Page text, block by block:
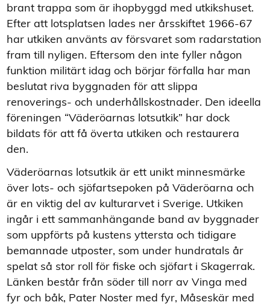
brant trappa som är ihopbyggd med utkikshuset.
Efter att lotsplatsen lades ner årsskiftet 1966-67
har utkiken använts av försvaret som radarstation
fram till nyligen. Eftersom den inte fyller någon
funktion militärt idag och börjar förfalla har man
beslutat riva byggnaden för att slippa
renoverings- och underhållskostnader. Den ideella
föreningen “Väderöarnas lotsutkik” har dock
bildats för att få överta utkiken och restaurera
den.
Väderöarnas lotsutkik är ett unikt minnesmärke
över lots- och sjöfartsepoken på Väderöarna och
är en viktig del av kulturarvet i Sverige. Utkiken
ingår i ett sammanhängande band av byggnader
som uppförts på kustens yttersta och tidigare
bemannade utposter, som under hundratals år
spelat så stor roll för fiske och sjöfart i Skagerrak.
Länken består från söder till norr av Vinga med
fyr och båk, Pater Noster med fyr, Måseskär med